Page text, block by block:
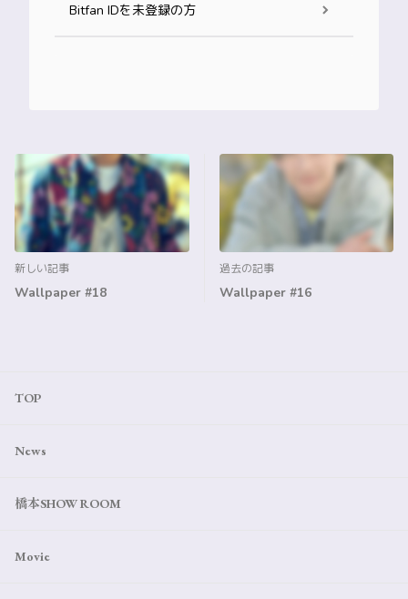
Bitfan IDを未登録の方
新しい記事
Wallpaper #18
過去の記事
Wallpaper #16
TOP
News
橋本SHOW ROOM
Movie